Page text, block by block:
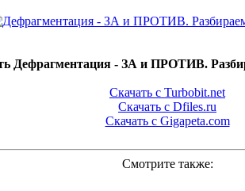
Дефрагментация - ЗА и ПРОТИВ.
Скачать с Turbobit.net
Скачать с Dfiles.ru
Скачать с Gigapeta.com
Смотрите также: